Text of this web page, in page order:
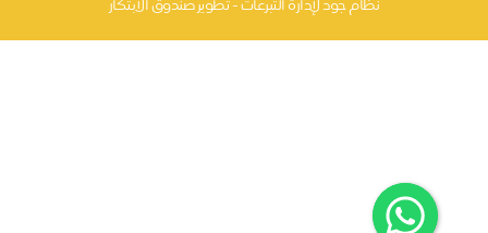
نظام جود لإدارة التبرعات - تطوير صندوق الابتكار